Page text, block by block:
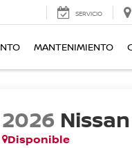
SERVICIO
MANTENIMIENTO
2026
Disponible